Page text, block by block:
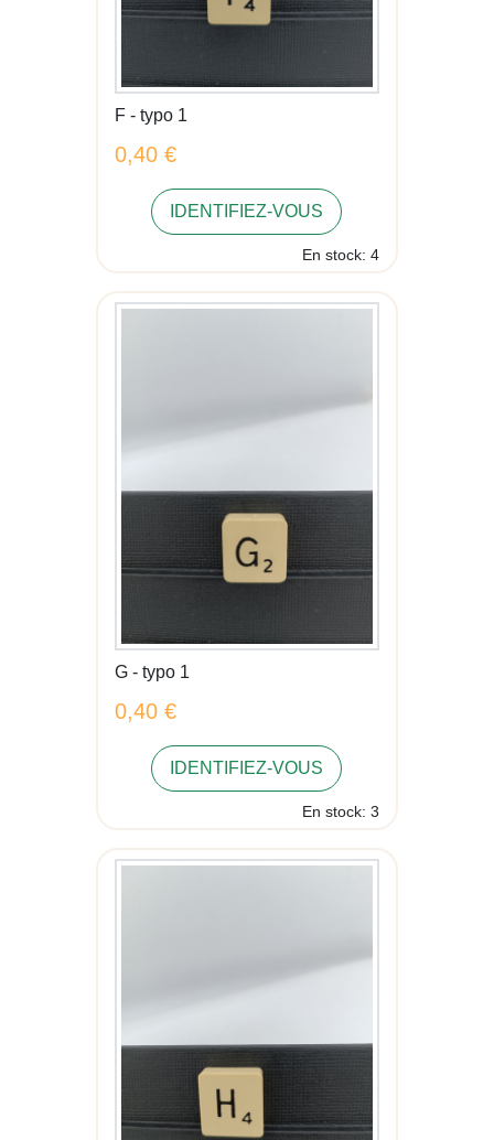
F - typo 1
0,40 €
IDENTIFIEZ-VOUS
En stock: 4
G - typo 1
0,40 €
IDENTIFIEZ-VOUS
En stock: 3